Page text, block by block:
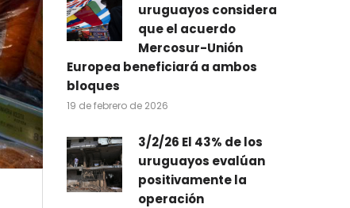
uruguayos considera
que el acuerdo
Mercosur-Unión
Europea beneficiará a ambos
bloques
19 de febrero de 2026
3/2/26 El 43% de los
uruguayos evalúan
positivamente la
operación